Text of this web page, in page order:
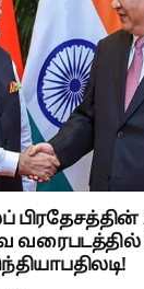
வரைபடத்தில்